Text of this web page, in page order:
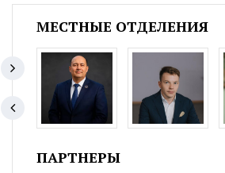
МЕСТНЫЕ ОТДЕЛЕНИЯ
ПАРТНЕРЫ